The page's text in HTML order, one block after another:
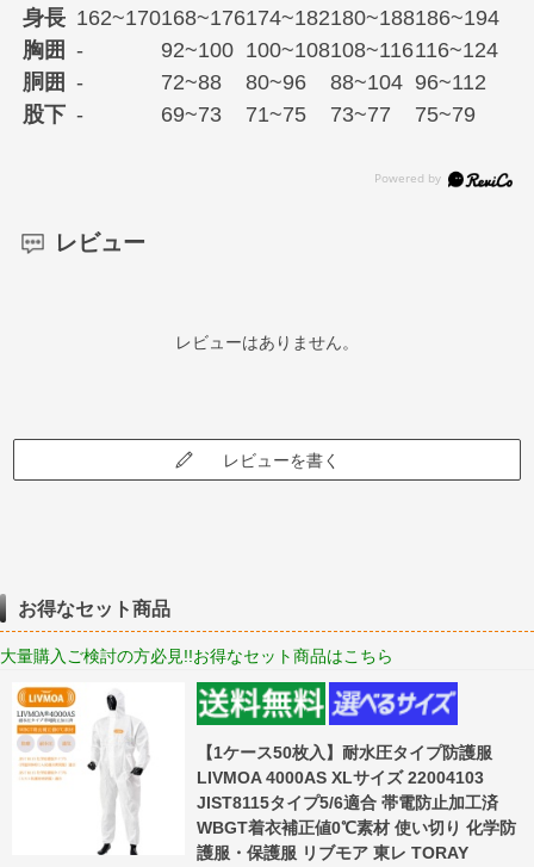
身長 162~170168~176174~182180~188186~194
胸囲 - 92~100 100~108108~116116~124
胴囲 - 72~88 80~96 88~104 96~112
股下 - 69~73 71~75 73~77 75~79
レビュー
レビューはありません。
レビューを書く
お得なセット商品
大量購入ご検討の方必見!!お得なセット商品はこちら
【1ケース50枚入】耐水圧タイプ防護服
LIVMOA 4000AS XLサイズ 22004103
JIST8115タイプ5/6適合 帯電防止加工済
WBGT着衣補正値0℃素材 使い切り 化学防
護服・保護服 リブモア 東レ TORAY